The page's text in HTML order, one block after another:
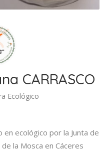
CARRASCO
Ecológico
ecológico por la Junta de
la Mosca en Cáceres